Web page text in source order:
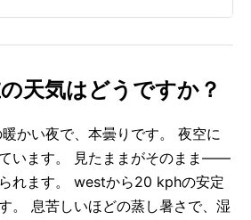
天気はどうですか？
かい夜で、本曇りです。 夜空に
います。 見たままがそのまま——
れます。 westから20 kphの安定
。 息苦しいほどの蒸し暑さで、湿